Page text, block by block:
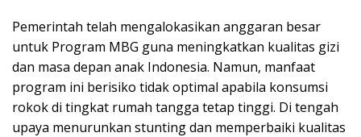
Pemerintah telah mengalokasikan anggaran besar
untuk Program MBG guna meningkatkan kualitas gizi
dan masa depan anak Indonesia. Namun, manfaat
program ini berisiko tidak optimal apabila konsumsi
rokok di tingkat rumah tangga tetap tinggi. Di tengah
upaya menurunkan stunting dan memperbaiki kualitas